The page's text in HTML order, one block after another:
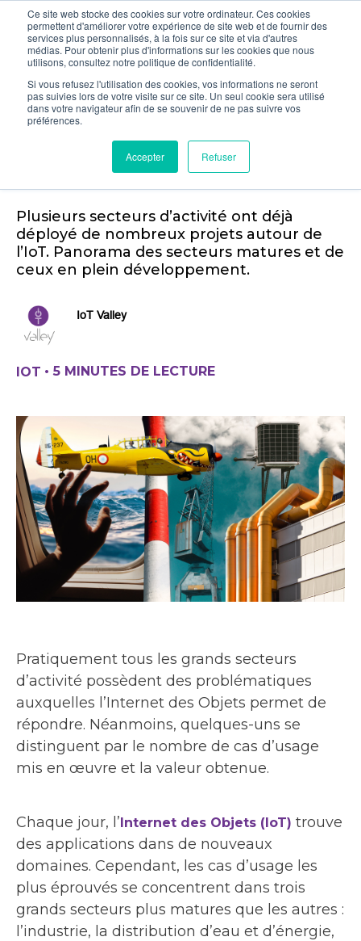
Ce site web stocke des cookies sur votre ordinateur. Ces cookies
permettent d'améliorer votre expérience de site web et de fournir des
services plus personnalisés, à la fois sur ce site et via d'autres
médias. Pour obtenir plus d'informations sur les cookies que nous
utilisons, consultez notre politique de confidentialité.
Si vous refusez l'utilisation des cookies, vos informations ne seront
pas suivies lors de votre visite sur ce site. Un seul cookie sera utilisé
dans votre navigateur afin de se souvenir de ne pas suivre vos
préférences.
Accepter Refuser
Quels sont les secteurs les
plus concernés par la
révolution IoT ?
Plusieurs secteurs d’activité ont déjà
déployé de nombreux projets autour de
l’IoT. Panorama des secteurs matures et de
ceux en plein développement.
IoT Valley
IOT •5 MINUTES DE LECTURE
Pratiquement tous les grands secteurs
d’activité possèdent des problématiques
auxquelles l’Internet des Objets permet de
répondre. Néanmoins, quelques-uns se
distinguent par le nombre de cas d’usage
mis en œuvre et la valeur obtenue.
Chaque jour, l’Internet des Objets (IoT) trouve
des applications dans de nouveaux
domaines. Cependant, les cas d’usage les
plus éprouvés se concentrent dans trois
grands secteurs plus matures que les autres :
l’industrie, la distribution d’eau et d’énergie,